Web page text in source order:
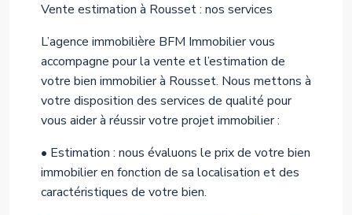
Vente estimation à Rousset : nos services
L’agence immobilière BFM Immobilier vous
accompagne pour la vente et l’estimation de
votre bien immobilier à Rousset. Nous mettons à
votre disposition des services de qualité pour
vous aider à réussir votre projet immobilier :
• Estimation : nous évaluons le prix de votre bien
immobilier en fonction de sa localisation et des
caractéristiques de votre bien.